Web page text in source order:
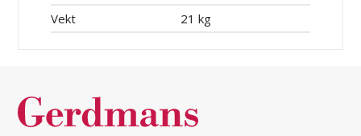
Vekt
21 kg